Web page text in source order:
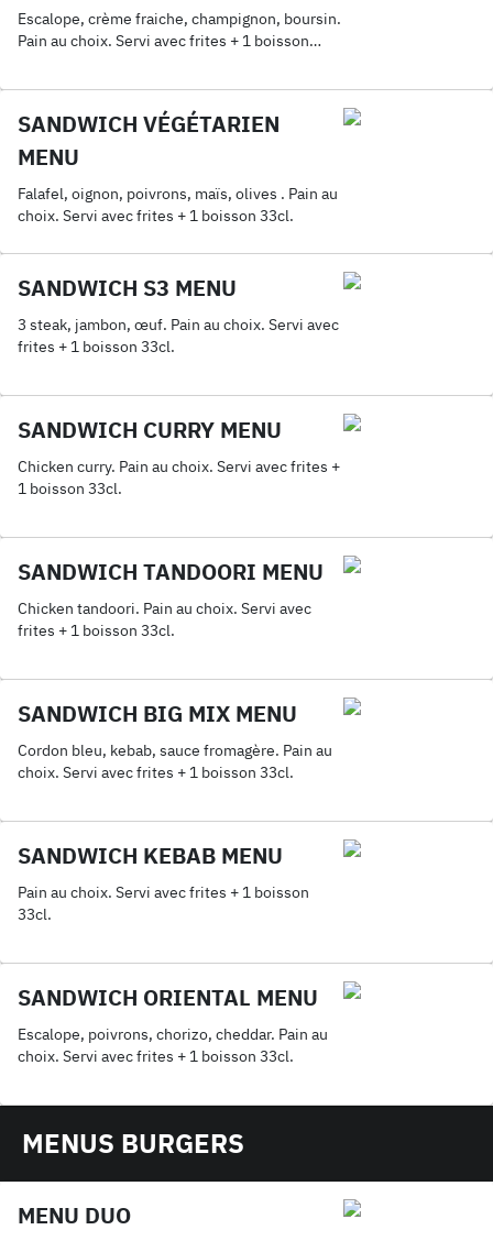
Escalope, crème fraiche, champignon, boursin.
Pain au choix. Servi avec frites + 1 boisson
SANDWICH VÉGÉTARIEN
MENU
Falafel, oignon, poivrons, maïs, olives . Pain au
choix. Servi avec frites + 1 boisson 33cl.
SANDWICH S3 MENU
3 steak, jambon, œuf. Pain au choix. Servi avec
frites + 1 boisson 33cl.
SANDWICH CURRY MENU
Chicken curry. Pain au choix. Servi avec frites +
1 boisson 33cl.
SANDWICH TANDOORI MENU
Chicken tandoori. Pain au choix. Servi avec
frites + 1 boisson 33cl.
SANDWICH BIG MIX MENU
Cordon bleu, kebab, sauce fromagère. Pain au
choix. Servi avec frites + 1 boisson 33cl.
SANDWICH KEBAB MENU
Pain au choix. Servi avec frites + 1 boisson
33cl.
SANDWICH ORIENTAL MENU
Escalope, poivrons, chorizo, cheddar. Pain au
choix. Servi avec frites + 1 boisson 33cl.
MENUS BURGERS
MENU DUO